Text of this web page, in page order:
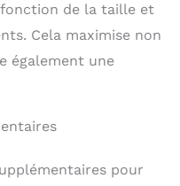
de la taille et
Cela maximise non
également une
pour